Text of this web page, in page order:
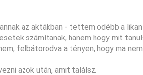
az aktákban - tettem odébb a
számítanak, hanem hogy mit
felbátorodva a tényen, hogy ma
azok után, amit találsz.